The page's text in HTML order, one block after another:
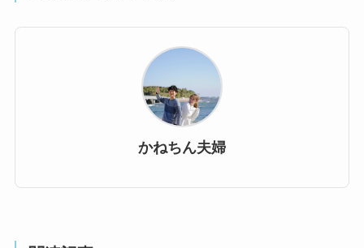
かねちん夫婦